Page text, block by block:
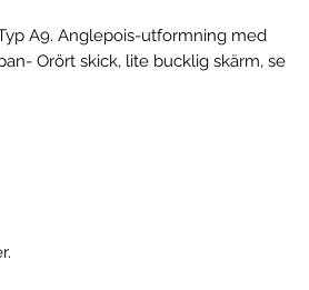
A9. Anglepois-utformning med
Orört skick, lite bucklig skärm, se